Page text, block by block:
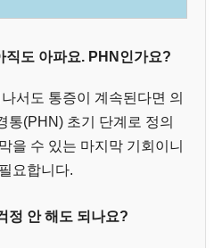
직도 아파요. PHN인가요?
서도 통증이 계속된다면 의
통(PHN) 초기 단계로 정의
을 수 있는 마지막 기회이니
요합니다.
정 안 해도 되나요?